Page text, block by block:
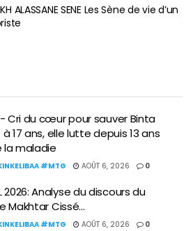
ALASSANE SENE Les Sène de vie d’un
Cri du cœur pour sauver Binta
à 17 ans, elle lutte depuis 13 ans
la maladie
#MTG AOÛT 6, 2026 0
2026: Analyse du discours du
Makhtar Cissé…
#MTG AOÛT 6, 2026 0